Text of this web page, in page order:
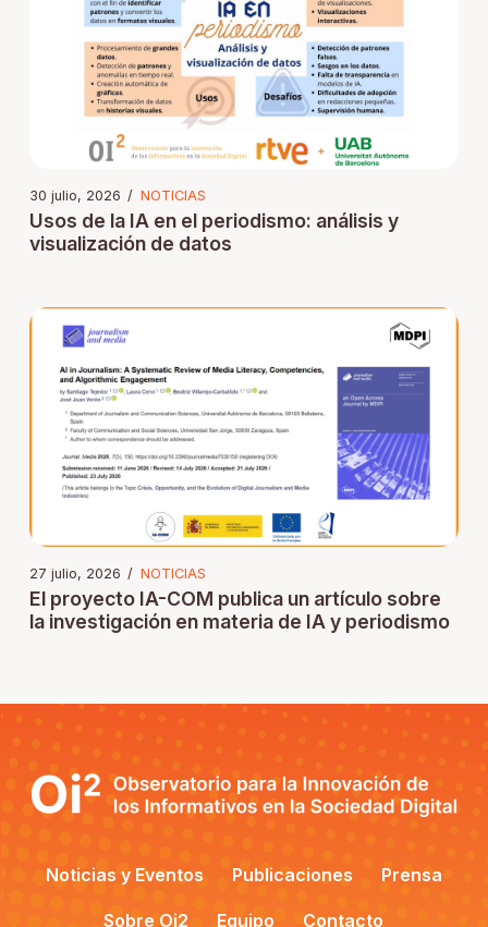
30 julio, 2026 / NOTICIAS
Usos de la IA en el periodismo: análisis y
visualización de datos
27 julio, 2026 / NOTICIAS
El proyecto IA-COM publica un artículo sobre
la investigación en materia de IA y periodismo
Noticias y Eventos Publicaciones Prensa
Sobre Oi2 Equipo Contacto